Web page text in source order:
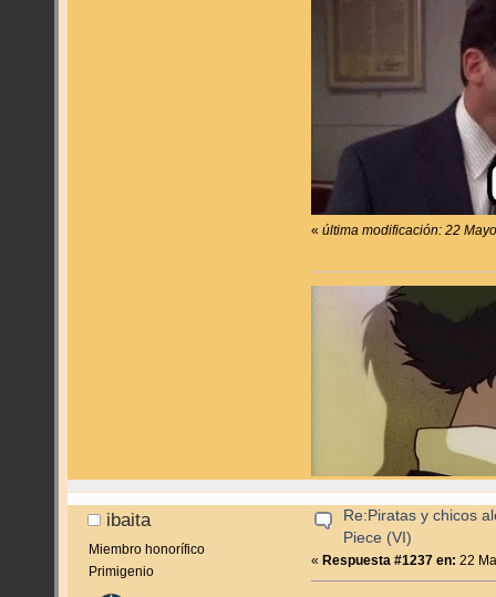
«última modificación: 22
ibaita
Miembro honorífico
Primigenio
Re:Piratas y chicos
Piece (VI)
« Respuesta #1237 en: 22